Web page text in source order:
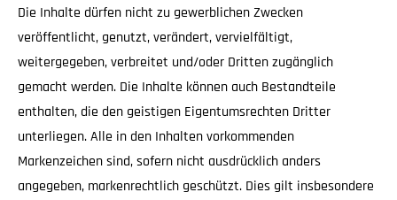
Die Inhalte dürfen nicht zu gewerblichen Zwecken
veröffentlicht, genutzt, verändert, vervielfältigt,
weitergegeben, verbreitet und/oder Dritten zugänglich
gemacht werden. Die Inhalte können auch Bestandteile
enthalten, die den geistigen Eigentumsrechten Dritter
unterliegen. Alle in den Inhalten vorkommenden
Markenzeichen sind, sofern nicht ausdrücklich anders
angegeben, markenrechtlich geschützt. Dies gilt insbesondere